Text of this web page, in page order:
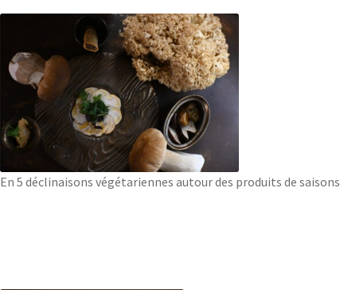
En 5 déclinaisons végétariennes autour des produits de saisons